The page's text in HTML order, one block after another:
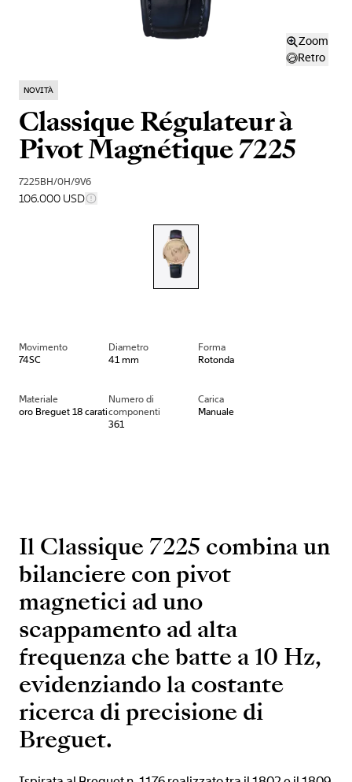
Zoom
Retro
NOVITÀ
Classique Régulateur à
Pivot Magnétique 7225
7225BH/0H/9V6
106.000 USD
Movimento
74SC
Diametro
41 mm
Forma
Rotonda
Materiale
oro Breguet 18 carati
Numero di
componenti
361
Carica
Manuale
Il Classique 7225 combina un
bilanciere con pivot
magnetici ad uno
scappamento ad alta
frequenza che batte a 10 Hz,
evidenziando la costante
ricerca di precisione di
Breguet.